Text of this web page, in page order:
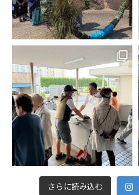
さらに読み込む